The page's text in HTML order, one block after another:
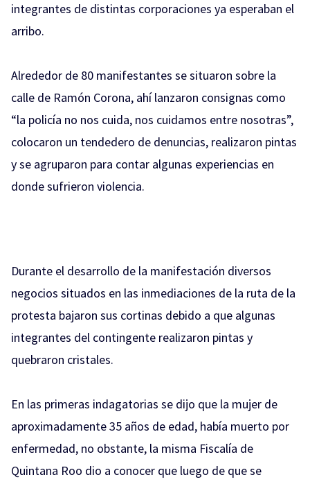
integrantes de distintas corporaciones ya esperaban el
arribo.
Alrededor de 80 manifestantes se situaron sobre la
calle de Ramón Corona, ahí lanzaron consignas como
“la policía no nos cuida, nos cuidamos entre nosotras”,
colocaron un tendedero de denuncias, realizaron pintas
y se agruparon para contar algunas experiencias en
donde sufrieron violencia.
Durante el desarrollo de la manifestación diversos
negocios situados en las inmediaciones de la ruta de la
protesta bajaron sus cortinas debido a que algunas
integrantes del contingente realizaron pintas y
quebraron cristales.
En las primeras indagatorias se dijo que la mujer de
aproximadamente 35 años de edad, había muerto por
enfermedad, no obstante, la misma Fiscalía de
Quintana Roo dio a conocer que luego de que se